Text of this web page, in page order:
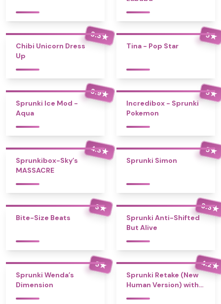
3.3★
Chibi Unicorn Dress
Up
5★
Tina - Pop Star
3.9★
Sprunki Ice Mod -
Aqua
5★
Incredibox - Sprunki
Pokemon
4.3★
Sprunkibox-Sky’s
MASSACRE
5★
Sprunki Simon
3★
Bite-Size Beats
3.3★
Sprunki Anti-Shifted
But Alive
5★
Sprunki Wenda’s
Dimension
4.2★
Sprunki Retake (New
Human Version) with